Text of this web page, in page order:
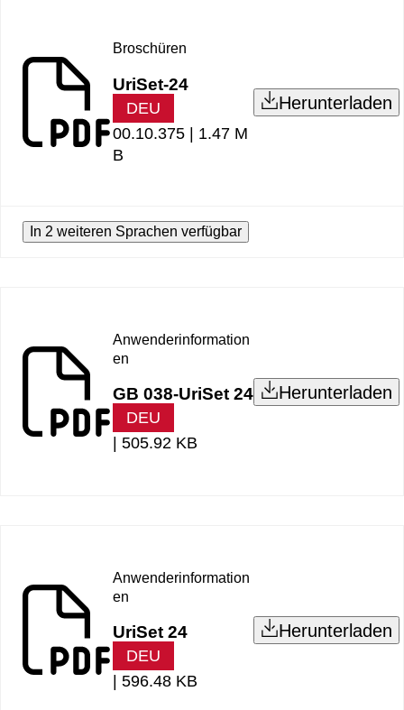
Broschüren
UriSet-24
DEU
00.10.375 | 1.47 M
B
Herunterladen
In 2 weiteren Sprachen verfügbar
Anwenderinformation
en
GB 038-UriSet 24
DEU
505.92 KB
Herunterladen
Anwenderinformation
en
UriSet 24
DEU
596.48 KB
Herunterladen